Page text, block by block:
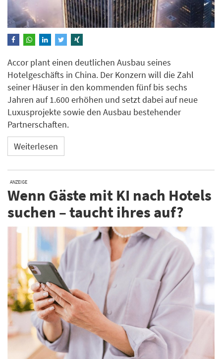
Accor plant einen deutlichen Ausbau seines
Hotelgeschäfts in China. Der Konzern will die Zahl
seiner Häuser in den kommenden fünf bis sechs
Jahren auf 1.600 erhöhen und setzt dabei auf neue
Luxusprojekte sowie den Ausbau bestehender
Partnerschaften.
Weiterlesen
ANZEIGE
Wenn Gäste mit KI nach Hotels
suchen – taucht ihres auf?